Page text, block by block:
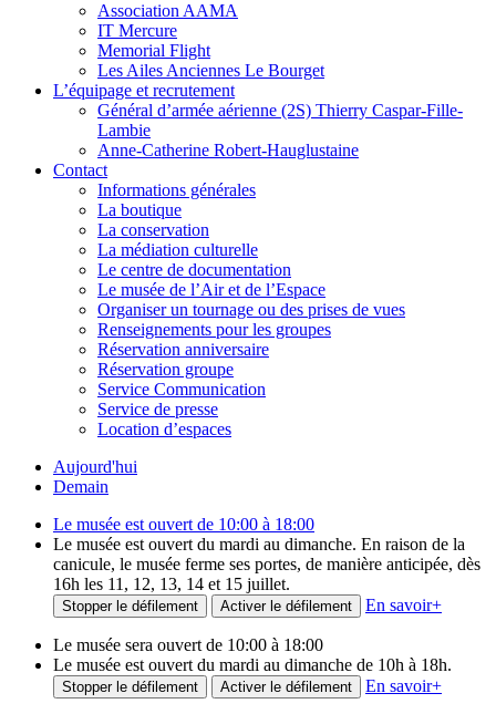
Association AAMA
IT Mercure
Memorial Flight
Les Ailes Anciennes Le Bourget
L’équipage et recrutement
Général d’armée aérienne (2S) Thierry Caspar-Fille-
Lambie
Anne-Catherine Robert-Hauglustaine
Contact
Informations générales
La boutique
La conservation
La médiation culturelle
Le centre de documentation
Le musée de l’Air et de l’Espace
Organiser un tournage ou des prises de vues
Renseignements pour les groupes
Réservation anniversaire
Réservation groupe
Service Communication
Service de presse
Location d’espaces
Aujourd'hui
Demain
Le musée est ouvert de 10:00 à 18:00
Le musée est ouvert du mardi au dimanche. En raison de la
canicule, le musée ferme ses portes, de manière anticipée, dès
16h les 11, 12, 13, 14 et 15 juillet.
Stopper le défilement Activer le défilement En savoir+
Le musée sera ouvert de 10:00 à 18:00
Le musée est ouvert du mardi au dimanche de 10h à 18h.
Stopper le défilement Activer le défilement En savoir+